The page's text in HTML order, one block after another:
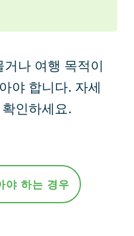
나 여행 목적이
야 합니다. 자세
인하세요.
야 하는 경우